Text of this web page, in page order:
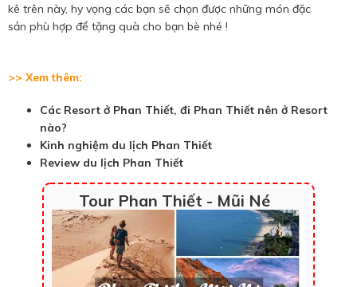
kê trên này, hy vọng các bạn sẽ chọn được những món đặc
sản phù hợp để tặng quà cho bạn bè nhé !
>> Xem thêm:
Các Resort ở Phan Thiết, đi Phan Thiết nên ở Resort
nào?
Kinh nghiệm du lịch Phan Thiết
Review du lịch Phan Thiết
Tour Phan Thiết - Mũi Né